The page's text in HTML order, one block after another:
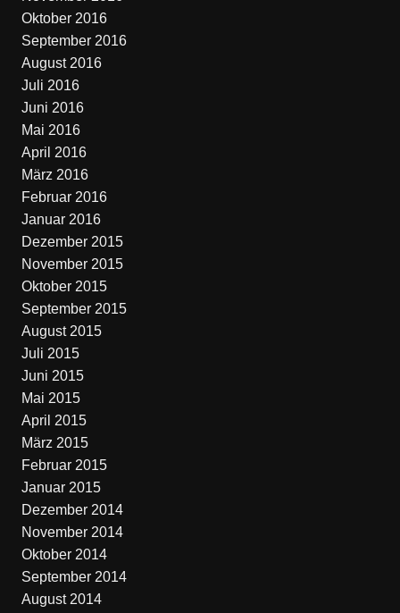
Oktober 2016
September 2016
August 2016
Juli 2016
Juni 2016
Mai 2016
April 2016
März 2016
Februar 2016
Januar 2016
Dezember 2015
November 2015
Oktober 2015
September 2015
August 2015
Juli 2015
Juni 2015
Mai 2015
April 2015
März 2015
Februar 2015
Januar 2015
Dezember 2014
November 2014
Oktober 2014
September 2014
August 2014